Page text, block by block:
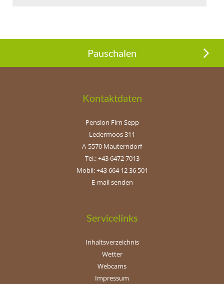
Pauschalen
Kontaktdaten
Pension Firn Sepp
Ledermoos 311
A-5570 Mauterndorf
Tel.: +43 6472 7013
Mobil: +43 664 12 36 501
E-mail senden
Servicelinks
Inhaltsverzeichnis
Wetter
Webcams
Impressum